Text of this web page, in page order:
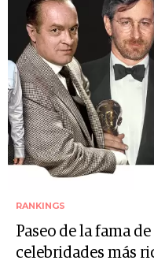
RANKINGS
Paseo de la fama
celebridades más